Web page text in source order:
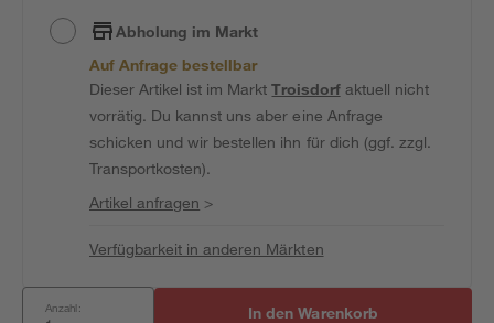
Abholung im Markt
Auf Anfrage bestellbar
Dieser Artikel ist im MarktTroisdorfaktuell nicht
vorrätig. Du kannst uns aber eine Anfrage
schicken und wir bestellen ihn für dich (ggf. zzgl.
Transportkosten).
Artikel anfragen >
Verfügbarkeit in anderen Märkten
Anzahl: In den Warenkorb